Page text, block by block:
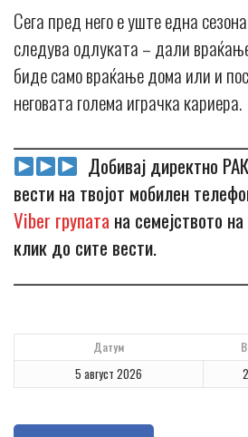
Сега пред него е уште една
следува одлуката – дали
биде само враќање дома или и
неговата голема играчка кариера.
Добивај директно
вести на твојот мобилен
Viber групата на семејството
клик до сите вести.
Датум
5 август 2026